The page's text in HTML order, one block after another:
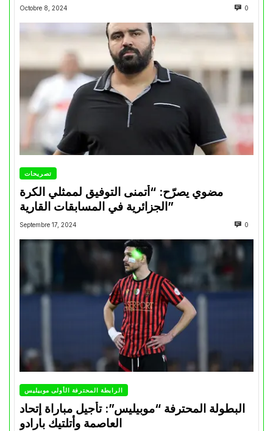
Octobre 8, 2024 0
تصريحات
مضوي يصرّح: “أتمنى التوفيق لممثلي الكرة
الجزائرية في المسابقات القارية”
Septembre 17, 2024 0
الرابطة المحترفة الأولى موبيليس
البطولة المحترفة “موبيليس”: تأجيل مباراة إتحاد
العاصمة وأتلتيك بارادو